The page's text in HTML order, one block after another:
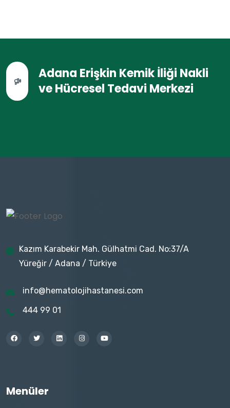
Adana Erişkin Kemik İliği Nakli
ve Hücresel Tedavi Merkezi
Kazım Karabekir Mah. Gülhatmi Cad. No:37/A
Yüreğir / Adana / Türkiye
info@hematolojihastanesi.com
444 99 01
Menüler